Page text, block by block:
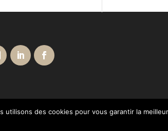
générales de vente Livraisons
utilisons des cookies pour vous garantir la